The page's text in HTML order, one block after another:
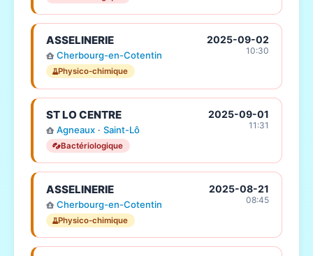
ASSELINERIE
Cherbourg-en-Cotentin
Physico-chimique
2025-09-02
10:30
ST LO CENTRE
Agneaux· Saint-Lô
Bactériologique
2025-09-01
11:31
ASSELINERIE
Cherbourg-en-Cotentin
Physico-chimique
2025-08-21
08:45